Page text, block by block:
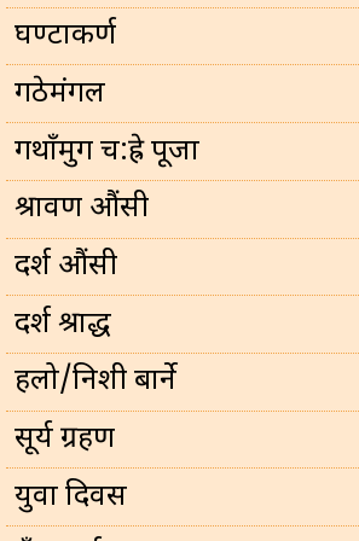
घण्टाकर्ण
गठेमंगल
गथाँमुग च:ह्रे पूजा
श्रावण औंसी
दर्श औंसी
दर्श श्राद्ध
हलो/निशी बार्ने
सूर्य ग्रहण
युवा दिवस